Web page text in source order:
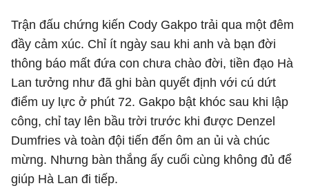
Trận đấu chứng kiến Cody Gakpo trải qua một đêm
đầy cảm xúc. Chỉ ít ngày sau khi anh và bạn đời
thông báo mất đứa con chưa chào đời, tiền đạo Hà
Lan tưởng như đã ghi bàn quyết định với cú dứt
điểm uy lực ở phút 72. Gakpo bật khóc sau khi lập
công, chỉ tay lên bầu trời trước khi được Denzel
Dumfries và toàn đội tiến đến ôm an ủi và chúc
mừng. Nhưng bàn thắng ấy cuối cùng không đủ để
giúp Hà Lan đi tiếp.